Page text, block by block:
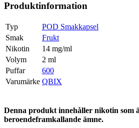
Produktinformation
Typ
POD Smakkapsel
Smak
Frukt
Nikotin
14 mg/ml
Volym
2 ml
Puffar
600
Varumärke QBIX
Denna produkt innehåller nikotin som
beroendeframkallande ämne.